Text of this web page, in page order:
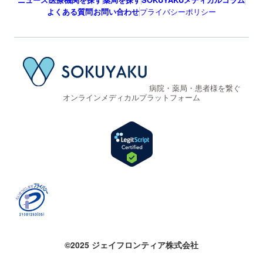
よくある質問お問い合わせプライバシーポリシー
病院・薬局・患者様を繋ぐ
オンラインメディカルプラットフォーム
©2025 ジェイフロンティア株式会社